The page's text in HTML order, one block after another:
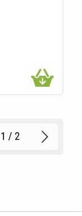
1 / 2